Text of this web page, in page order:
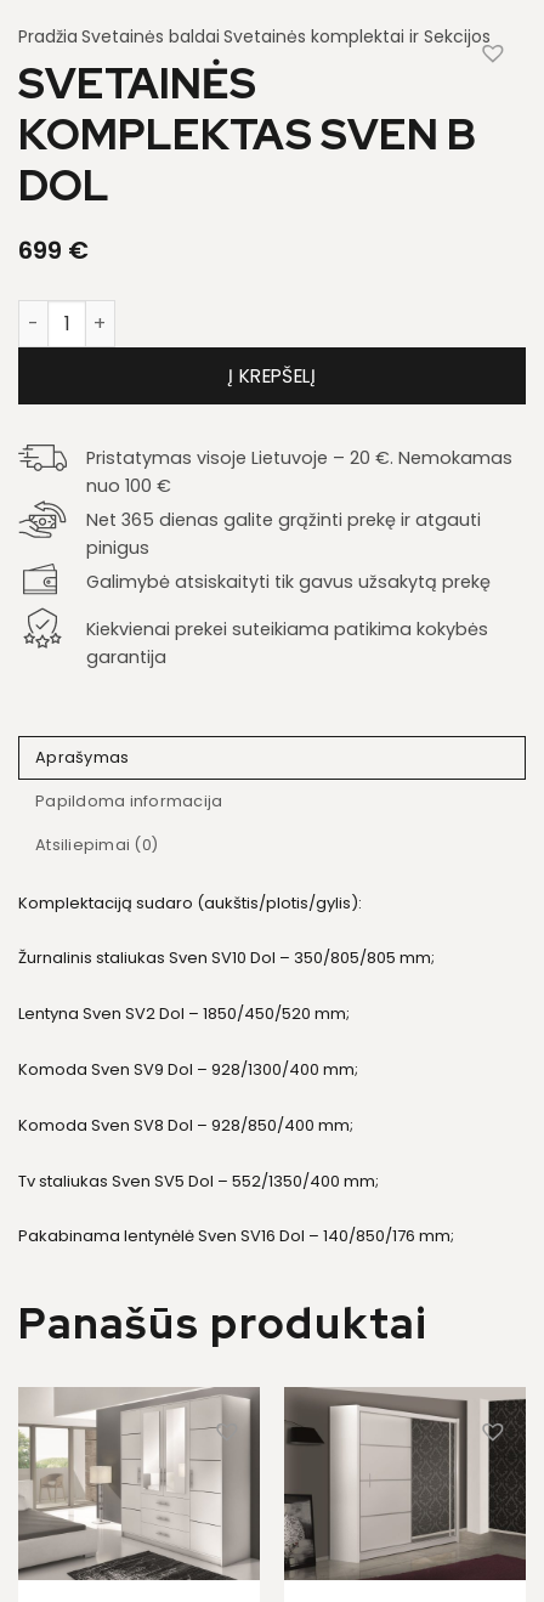
Pradžia Svetainės baldai Svetainės komplektai ir Sekcijos
SVETAINĖS
KOMPLEKTAS SVEN B
DOL
699 €
produkto kiekis: Svetainės komplektas Sven B Dol
Į KREPŠELĮ
Pristatymas visoje Lietuvoje – 20 €. Nemokamas
nuo 100 €
Net 365 dienas galite grąžinti prekę ir atgauti
pinigus
Galimybė atsiskaityti tik gavus užsakytą prekę
Kiekvienai prekei suteikiama patikima kokybės
garantija
Aprašymas
Papildoma informacija
Atsiliepimai (0)
Komplektaciją sudaro (aukštis/plotis/gylis):
Žurnalinis staliukas Sven SV10 Dol – 350/805/805 mm;
Lentyna Sven SV2 Dol – 1850/450/520 mm;
Komoda Sven SV9 Dol – 928/1300/400 mm;
Komoda Sven SV8 Dol – 928/850/400 mm;
Tv staliukas Sven SV5 Dol – 552/1350/400 mm;
Pakabinama lentynėlė Sven SV16 Dol – 140/850/176 mm;
Panašūs produktai